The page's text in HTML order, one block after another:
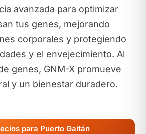
avanzada para optimizar
tus genes, mejorando
corporales y protegiendo
y el envejecimiento. Al
genes, GNM-X promueve
y un bienestar duradero.
para Puerto Gaitán